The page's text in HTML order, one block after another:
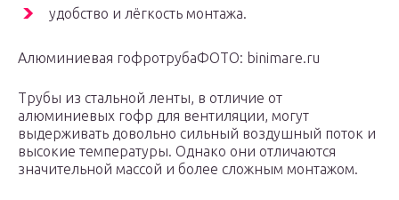
удобство и лёгкость монтажа.
Алюминиевая гофротрубаФОТО: binimare.ru
Трубы из стальной ленты, в отличие от
алюминиевых гофр для вентиляции, могут
выдерживать довольно сильный воздушный поток и
высокие температуры. Однако они отличаются
значительной массой и более сложным монтажом.